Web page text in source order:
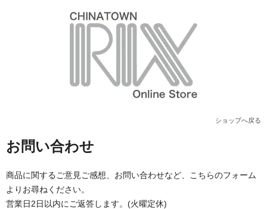
ショップへ戻る
お問い合わせ
商品に関するご意見ご感想、お問い合わせなど、こちらのフォーム
よりお尋ねください。
営業日2日以内にご返答します。(火曜定休)